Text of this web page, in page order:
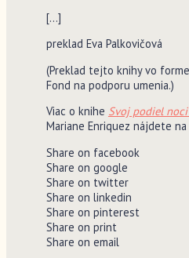
[…]
preklad Eva Palkovičová
(Preklad tejto knihy vo
Fond na podporu umenia.)
Viac o knihe Svoj podiel
Mariane Enriquez nájdete
Share on facebook
Share on google
Share on twitter
Share on linkedin
Share on pinterest
Share on print
Share on email